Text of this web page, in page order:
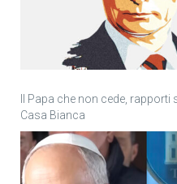
Il Papa che non cede,
Casa Bianca